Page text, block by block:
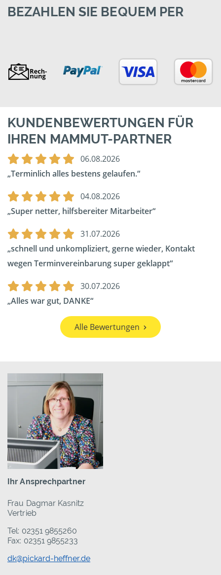
BEZAHLEN SIE BEQUEM PER
KUNDENBEWERTUNGEN FÜR
IHREN MAMMUT-PARTNER
06.08.2026
Terminlich alles bestens gelaufen.
04.08.2026
Super netter, hilfsbereiter Mitarbeiter
31.07.2026
schnell und unkompliziert, gerne wieder, Kontakt
wegen Terminvereinbarung super geklappt
30.07.2026
Alles war gut, DANKE
Alle Bewertungen
Ihr Ansprechpartner
Frau Dagmar Kasnitz
Vertrieb
Tel: 02351 9855260
Fax: 02351 9855233
dk@pickard-heffner.de